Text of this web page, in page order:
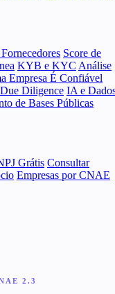
Score de
KYB e KYC Análise
Empresa É Confiável
Diligence IA e
de Bases Públicas
Grátis Consultar
Empresas por CNAE
2.3